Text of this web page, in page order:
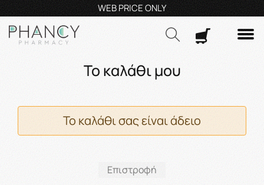
WEB PRICE ONLY
Το καλάθι μου
Το καλάθι σας είναι άδειο
Επιστροφή